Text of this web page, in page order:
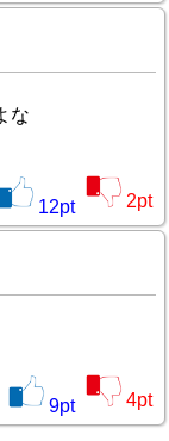
な
12pt 2pt
9pt 4pt